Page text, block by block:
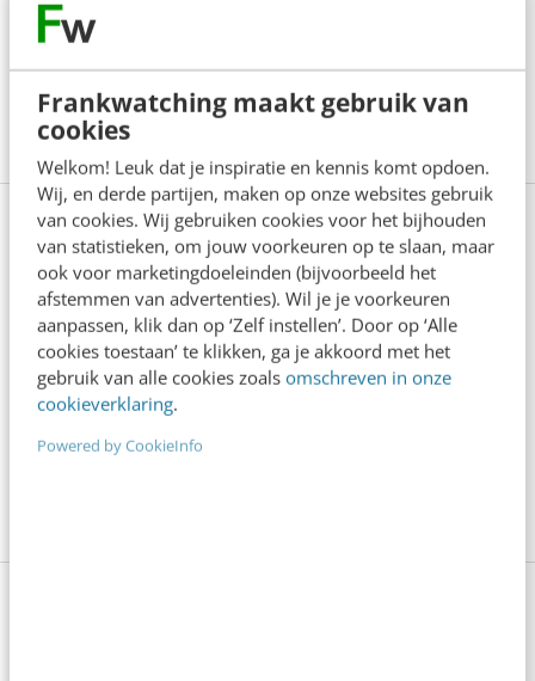
Frankwatching maakt gebruik van
cookies
Welkom! Leuk dat je inspiratie en kennis komt opdoen.
Wij, en derde partijen, maken op onze websites gebruik
van cookies. Wij gebruiken cookies voor het bijhouden
van statistieken, om jouw voorkeuren op te slaan, maar
ook voor marketingdoeleinden (bijvoorbeeld het
afstemmen van advertenties). Wil je je voorkeuren
aanpassen, klik dan op ‘Zelf instellen’. Door op ‘Alle
cookies toestaan’ te klikken, ga je akkoord met het
gebruik van alle cookies zoals omschreven in onze
cookieverklaring.
Powered by CookieInfo
Maatschappelijke relevantie is een opgave. Wie
het eerste nastreeft zonder het tweede serieus
te nemen, ondermijnt zijn eigen reputatie.
Creëer een merk dat ertoe doet
Wil jij ook maatschappelijke relevantie bereiken? In
de masterclass Branding & merkpositionering leer je
hoe je een merk ontwikkelt dat niet alleen opvalt,
maar ook echt impact maakt. Expert Rogier van
Kralingen deelt zijn expertise om jouw merkverhaal